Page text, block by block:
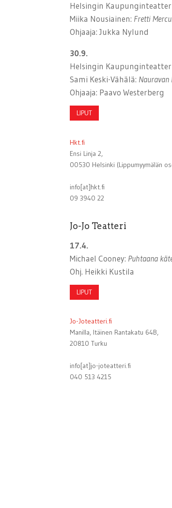
Helsingin
Miika Nousiainen: Fretti
Ohjaaja: Jukka Nylund
30.9.
Helsingin
Sami Keski-Vähälä:
Ohjaaja: Paavo Westerberg
LIPUT
Hkt.fi
Ensi Linja 2,
00530 Helsinki (Lippumyymälän
info[at]hkt.fi
09 3940 22
Jo-Jo Teatteri
17.4.
Michael Cooney: Puhtaana
Ohj. Heikki Kustila
LIPUT
Jo-Joteatteri.fi
Manilla, Itäinen Rantakatu 64B,
20810 Turku
info[at]jo-joteatteri.fi
040 513 4215